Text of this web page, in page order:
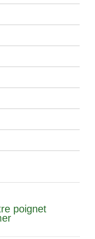
poignet